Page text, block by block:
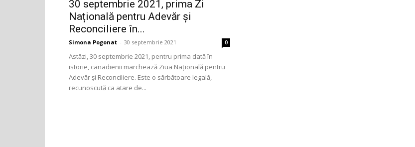
30 septembrie 2021, prima Zi
Națională pentru Adevăr și
Reconciliere în...
Simona Pogonat - 30 septembrie 2021 0
Astăzi, 30 septembrie 2021, pentru prima dată în
istorie, canadienii marchează Ziua Națională pentru
Adevăr și Reconciliere. Este o sărbătoare legală,
recunoscută ca atare de...